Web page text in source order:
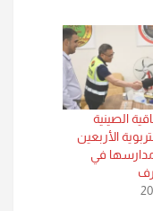
الصينية
الأربعين
مدارسها في